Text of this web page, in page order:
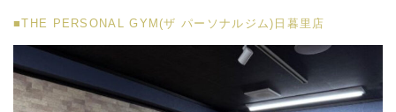
■THE PERSONAL GYM(ザ パーソナルジム)日暮里店